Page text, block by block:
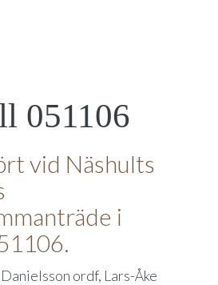
051106
vid Näshults
i
ordf, Lars-Åke